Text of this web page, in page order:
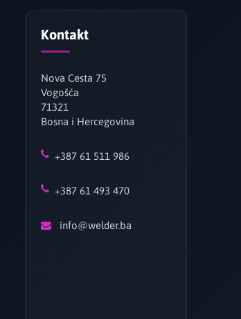
Kontakt
Nova Cesta 75
Vogošća
71321
Bosna i Hercegovina
+387 61 511 986
+387 61 493 470
info@welder.ba